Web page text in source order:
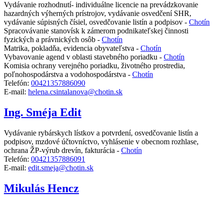
Vydávanie rozhodnutí- individuálne licencie na prevádzkovanie
hazardných výherných prístrojov, vydávanie osvedčení SHR,
vydávanie súpisných čísiel, osvedčovanie listín a podpisov - Chotín
Spracovávanie stanovísk k zámerom podnikateľskej činnosti
fyzických a právnických osôb - Chotín
Matrika, pokladňa, evidencia obyvateľstva - Chotín
Vybavovanie agend v oblasti stavebného poriadku - Chotín
Komisia ochrany verejného poriadku, životného prostredia,
poľnohospodárstva a vodohospodárstva - Chotín
Telefón: 00421357886090
E-mail: helena.csintalanova@chotin.sk
Ing. Sméja Edit
Vydávanie rybárskych lístkov a potvrdení, osvedčovanie listín a
podpisov, mzdové účtovníctvo, vyhlásenie v obecnom rozhlase,
ochrana ŽP-výrub drevín, fakturácia - Chotín
Telefón: 00421357886091
E-mail: edit.smeja@chotin.sk
Mikulás Hencz